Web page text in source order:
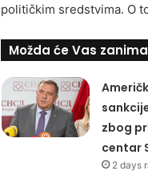
političkim sredstvima. O
Možda će Vas
zbog
centar
2 days